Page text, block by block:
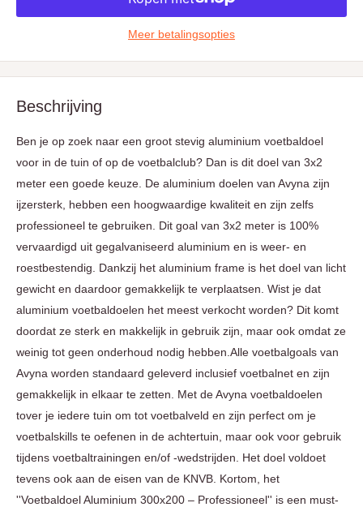
Meer betalingsopties
Beschrijving
Ben je op zoek naar een groot stevig aluminium voetbaldoel
voor in de tuin of op de voetbalclub? Dan is dit doel van 3x2
meter een goede keuze. De aluminium doelen van Avyna zijn
ijzersterk, hebben een hoogwaardige kwaliteit en zijn zelfs
professioneel te gebruiken. Dit goal van 3x2 meter is 100%
vervaardigd uit gegalvaniseerd aluminium en is weer- en
roestbestendig. Dankzij het aluminium frame is het doel van licht
gewicht en daardoor gemakkelijk te verplaatsen. Wist je dat
aluminium voetbaldoelen het meest verkocht worden? Dit komt
doordat ze sterk en makkelijk in gebruik zijn, maar ook omdat ze
weinig tot geen onderhoud nodig hebben.Alle voetbalgoals van
Avyna worden standaard geleverd inclusief voetbalnet en zijn
gemakkelijk in elkaar te zetten. Met de Avyna voetbaldoelen
tover je iedere tuin om tot voetbalveld en zijn perfect om je
voetbalskills te oefenen in de achtertuin, maar ook voor gebruik
tijdens voetbaltrainingen en/of -wedstrijden. Het doel voldoet
tevens ook aan de eisen van de KNVB. Kortom, het
''Voetbaldoel Aluminium 300x200 – Professioneel'' is een must-